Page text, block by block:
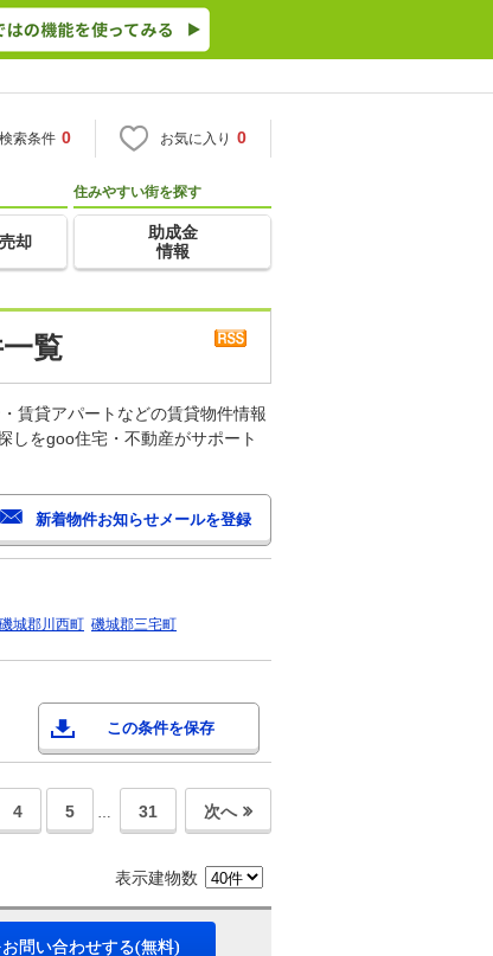
索条件 0 お気に入り 0
売却
住みやすい街を探す
助成金
情報
覧
賃貸アパートなどの賃貸物件情報
しをgoo住宅・不動産がサポート
磯城郡川西町 磯城郡三宅町
この条件を保存
4 5 … 31 次へ
表示建物数
問い合わせする(無料)